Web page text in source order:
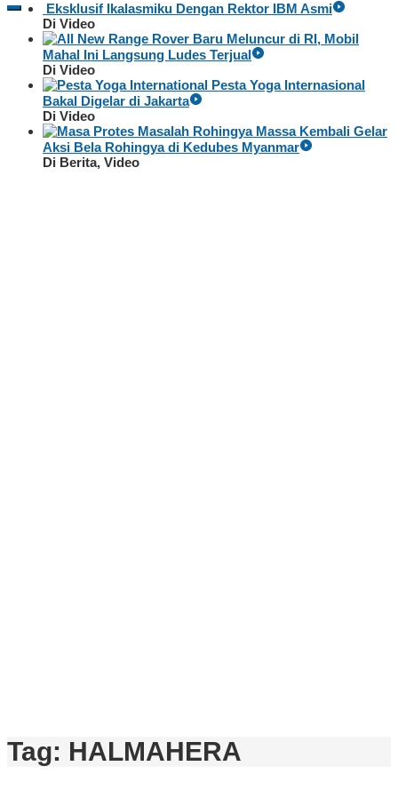
Eksklusif Ikalasmiku Dengan Rektor IBM Asmi
Di Video
Baru Meluncur di RI, Mobil
Mahal Ini Langsung Ludes Terjual
Di Video
Pesta Yoga Internasional
Bakal Digelar di Jakarta
Di Video
Massa Kembali Gelar
Aksi Bela Rohingya di Kedubes Myanmar
Di Berita, Video
Tag: HALMAHERA